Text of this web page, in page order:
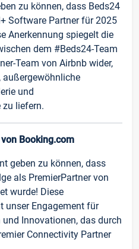
zu können, dass Beds24
Software Partner für 2025
Anerkennung spiegelt die
dem #Beds24-Team
Team von Airbnb wider,
außergewöhnliche
und
zu liefern.
Booking.com
geben zu können, dass
als PremierPartner von
wurde! Diese
unser Engagement für
Innovationen, das durch
Connectivity Partner